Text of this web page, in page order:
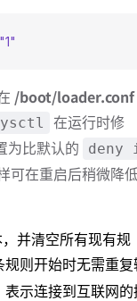
"1"
/boot/loader.conf
在运行时修
为比默认的
deny
可在重启后稍微降
并清空所有现有规
规则开始时无需重复
表示连接到互联网的